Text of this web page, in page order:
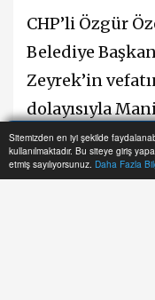
Sitemizden en iyi şekilde
kullanılmaktadır. Bu siteye giriş
etmiş sayılıyorsunuz. Daha Fazla
CHP’li Özgür
Belediye
Zeyrek’in
dolayısıyla
programında
Cumhuriyet
Anasayfa Yazarlar